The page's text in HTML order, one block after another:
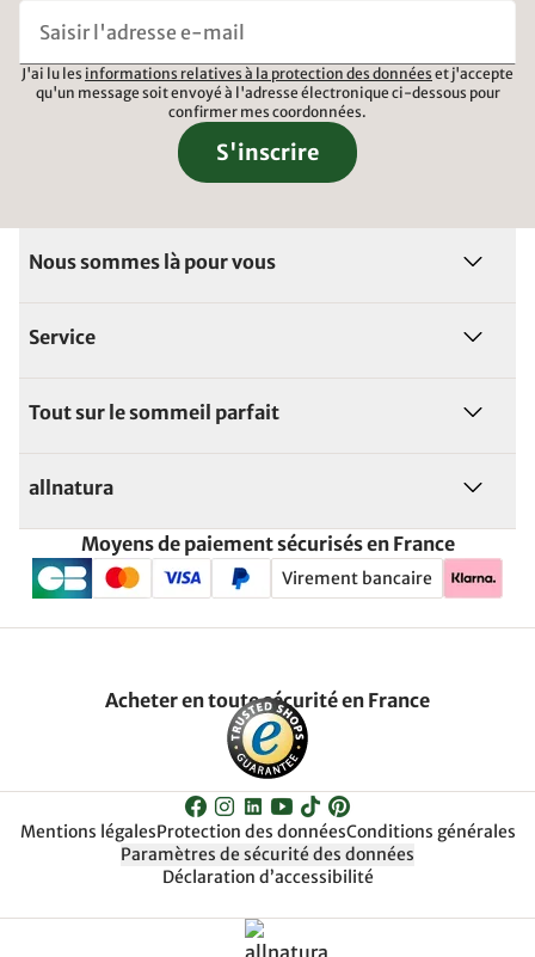
J'ai lu les informations relatives à la protection des données et j'accepte
qu'un message soit envoyé à l'adresse électronique ci-dessous pour
confirmer mes coordonnées.
S'inscrire
Nous sommes là pour vous
Service
Tout sur le sommeil parfait
allnatura
Moyens de paiement sécurisés en France
Virement bancaire
Acheter en toute sécurité en France
Mentions légalesProtection des donnéesConditions générales
Paramètres de sécurité des données
Déclaration d’accessibilité